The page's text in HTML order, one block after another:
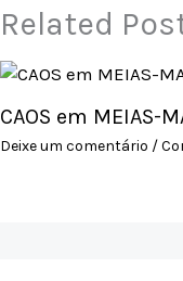
Related
CAOS em MEIAS-
Deixe um comentário /